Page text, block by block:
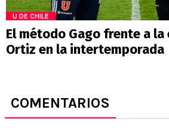
U DE CHILE
El método Gago frente a la
Ortiz en la intertemporada
COMENTARIOS